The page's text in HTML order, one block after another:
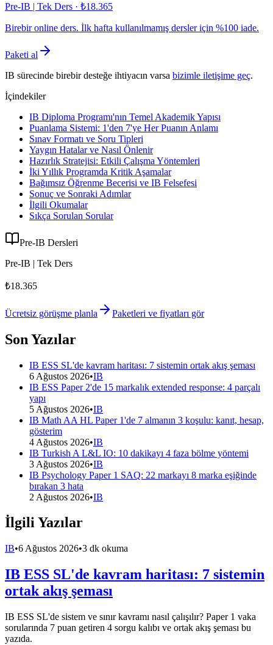
Pre-IB | Tek Ders · ₺18.365
Birebir online ders. İlk hafta kullanılmamış dersler için %100 iade.
Paketi al
IB sürecinde birebir desteğe ihtiyacın varsa bizimle iletişime geç.
İçindekiler
IB Diploma Programı'nın Temel Akademik Yapısı
Puanlama Sistemi: 1'den 7'ye Her Puanın Anlamı
Sınav Formatı ve Soru Tipleri
Yaygın Hatalar ve Nasıl Önlenir
Hazırlık Stratejisi: Etkili Çalışma Yöntemleri
İki Yıllık Programda Kritik Aşamalar
Bağımsız Öğrenme Becerisi ve IB Felsefesi
Sonuç ve Sonraki Adımlar
İlgili Okumalar
Sıkça Sorulan Sorular
Pre-IB Dersleri
Pre-IB | Tek Ders
₺18.365
Ücretsiz görüşme planla Paketleri ve fiyatları gör
Son Yazılar
IB ESS SL'de kavram haritası: 7 sistemin ortak akış şeması
6 Ağustos 2026•IB
IB ESS Paper 2'de 15 markalık extended response: 4 parçalı
yapı
5 Ağustos 2026•IB
IB Math AA HL Paper 1'de 7 almanın 3 koşulu: kanıt, hesap,
gösterim
4 Ağustos 2026•IB
IB Turkish A L&L IO: 10 dakikayı 4 faza bölme yöntemi
3 Ağustos 2026•IB
IB Psychology Paper 1 SAQ: 22 markayı 8 marka eşiğinde
bırakan 3 hata
2 Ağustos 2026•IB
İlgili Yazılar
IB•6 Ağustos 2026•3 dk okuma
IB ESS SL'de kavram haritası: 7 sistemin
ortak akış şeması
IB ESS SL'de sistem ve sınır kavramı nasıl çalışılır? Paper 1 vaka
sorularında 7 puan getiren 4 sorgu kalıbı ve ortak akış şeması bu
yazıda.